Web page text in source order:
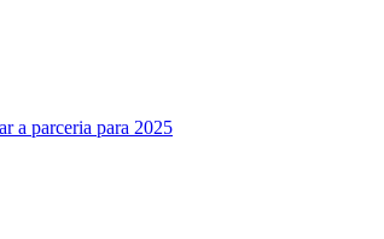
a parceria para 2025